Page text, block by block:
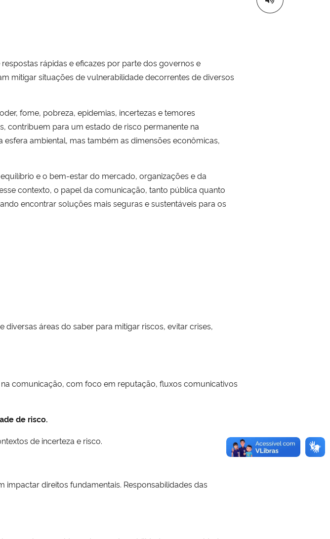
rápidas e eficazes por parte dos governos e
mitigar situações de vulnerabilidade decorrentes de diversos
fome, pobreza, epidemias, incertezas e temores
contribuem para um estado de risco permanente na
ambiental, mas também as dimensões econômicas,
e o bem-estar do mercado, organizações e da
contexto, o papel da comunicação, tanto pública quanto
encontrar soluções mais seguras e sustentáveis para os
áreas do saber para mitigar riscos, evitar crises,
comunicação, com foco em reputação, fluxos comunicativos
de risco.
de incerteza e risco.
direitos fundamentais. Responsabilidades das